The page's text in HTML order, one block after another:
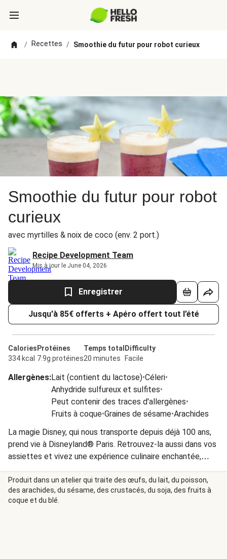
/ Recettes / Smoothie du futur pour robot curieux
Smoothie du futur pour robot
curieux
avec myrtilles & noix de coco (env. 2 port.)
Recipe Development Team
Mis à jour le June 04, 2026
Enregistrer
Jusqu'à 85€ offerts + Apéro offert tout l’été
Calories
334 kcal
Protéines
7.9g protéines
Temps total
20 minutes
Difficulty
Facile
Allergènes:Lait (contient du lactose)•Céleri•
Anhydride sulfureux et sulfites•
Peut contenir des traces d'allergènes•
Fruits à coque•Graines de sésame•Arachides
La magie Disney, qui nous transporte depuis déjà 100 ans,
prend vie à Disneyland® Paris. Retrouvez-la aussi dans vos
assiettes et vivez une expérience culinaire enchantée,
trépidante, épique, voire cosmique, à partager en famille ou
entre amis ! Dans le smoothie du futur aux jolies couleurs
de Eve : myrtilles juteuses, bananes et douceur coco. Une
fusion cosmique pour une expédition délicieuse dans
Produit dans un atelier qui traite des œufs, du lait, du poisson,
des arachides, du sésame, des crustacés, du soja, des fruits à
coque et du blé.